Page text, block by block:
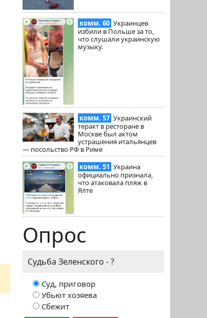
комм. 60 Украинцев
избили в Польше за то,
что слушали украинскую
музыку.
комм. 57 Украинский
теракт в ресторане в
Москве был актом
устрашения итальянцев
— посольство РФ в Риме
комм. 51 Украина
официально признала,
что атаковала пляж в
Ялте
Опрос
Судьба Зеленского - ?
Суд, приговор
Убьют хозяева
Сбежит